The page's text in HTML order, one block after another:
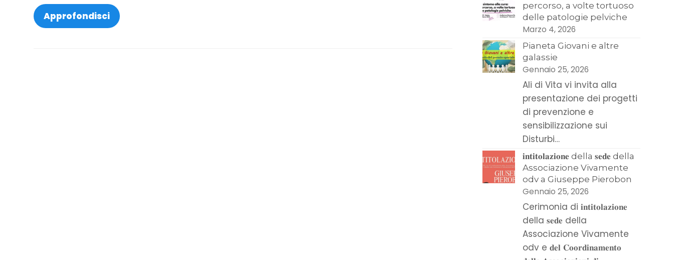
Approfondisci
percorso, a volte tortuoso
delle patologie pelviche
Marzo 4, 2026
Pianeta Giovani e altre
galassie
Gennaio 25, 2026
Ali di Vita vi invita alla
presentazione dei progetti
di prevenzione e
sensibilizzazione sui
Disturbi…
𝐢𝐧𝐭𝐢𝐭𝐨𝐥𝐚𝐳𝐢𝐨𝐧𝐞 della 𝐬𝐞𝐝𝐞 della
Associazione Vivamente
odv a Giuseppe Pierobon
Gennaio 25, 2026
Cerimonia di 𝐢𝐧𝐭𝐢𝐭𝐨𝐥𝐚𝐳𝐢𝐨𝐧𝐞
della 𝐬𝐞𝐝𝐞 della
Associazione Vivamente
odv e 𝐝𝐞𝐥 𝐂𝐨𝐨𝐫𝐝𝐢𝐧𝐚𝐦𝐞𝐧𝐭𝐨